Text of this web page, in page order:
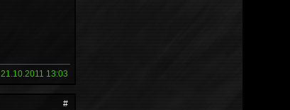
21.10.2011 13:03
#